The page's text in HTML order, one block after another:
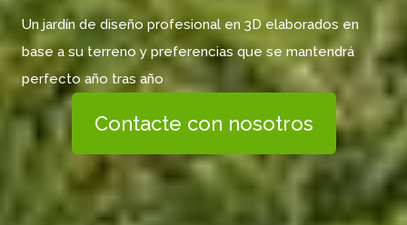
Un jardín de diseño profesional en 3D elaborados en
base a su terreno y preferencias que se mantendrá
perfecto año tras año
Contacte con nosotros